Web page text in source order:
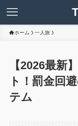
ホーム 一人旅
【2026最新
ト！罰金回
テム